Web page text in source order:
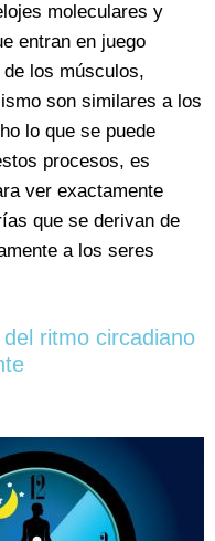
moleculares y
entran en juego
los músculos,
son similares a los
lo que se puede
procesos, es
ver exactamente
que se derivan de
a los seres
ritmo circadiano